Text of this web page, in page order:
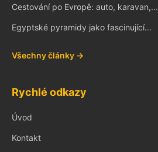
Cestování po Evropě: auto, karavan,...
Egyptské pyramidy jako fascinující...
Všechny články →
Rychlé odkazy
Úvod
Kontakt